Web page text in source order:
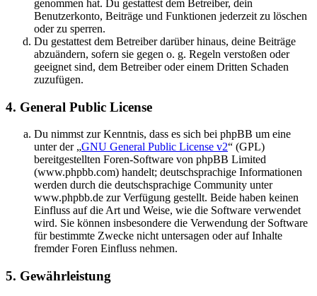
genommen hat. Du gestattest dem Betreiber, dein
Benutzerkonto, Beiträge und Funktionen jederzeit zu löschen
oder zu sperren.
Du gestattest dem Betreiber darüber hinaus, deine Beiträge
abzuändern, sofern sie gegen o. g. Regeln verstoßen oder
geeignet sind, dem Betreiber oder einem Dritten Schaden
zuzufügen.
4. General Public License
Du nimmst zur Kenntnis, dass es sich bei phpBB um eine
unter der „GNU General Public License v2“ (GPL)
bereitgestellten Foren-Software von phpBB Limited
(www.phpbb.com) handelt; deutschsprachige Informationen
werden durch die deutschsprachige Community unter
www.phpbb.de zur Verfügung gestellt. Beide haben keinen
Einfluss auf die Art und Weise, wie die Software verwendet
wird. Sie können insbesondere die Verwendung der Software
für bestimmte Zwecke nicht untersagen oder auf Inhalte
fremder Foren Einfluss nehmen.
5. Gewährleistung